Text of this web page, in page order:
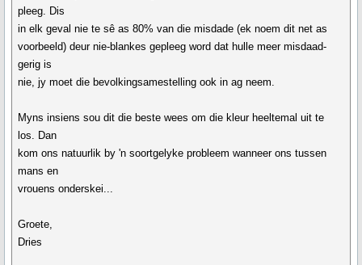
pleeg. Dis
in elk geval nie te sê as 80% van die misdade (ek noem dit net as
voorbeeld) deur nie-blankes gepleeg word dat hulle meer misdaad-
gerig is
nie, jy moet die bevolkingsamestelling ook in ag neem.
Myns insiens sou dit die beste wees om die kleur heeltemal uit te
los. Dan
kom ons natuurlik by 'n soortgelyke probleem wanneer ons tussen
mans en
vrouens onderskei...
Groete,
Dries